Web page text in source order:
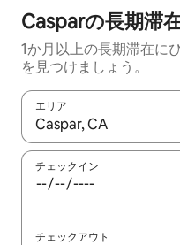
Casparの長期滞
1か月以上の長期滞在に
を見つけましょう。
エリア
検索結果が表示されたら
チェックイン
チェックアウト